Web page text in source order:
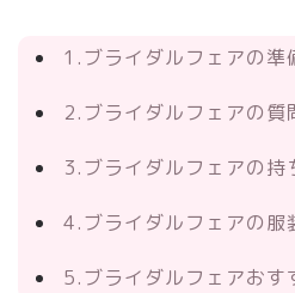
1.ブライダルフェアの準
2.ブライダルフェアの質
3.ブライダルフェアの持
4.ブライダルフェアの
5.ブライダルフェアおす